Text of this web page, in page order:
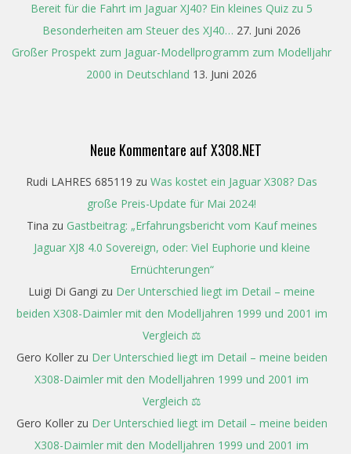
Bereit für die Fahrt im Jaguar XJ40? Ein kleines Quiz zu 5
Besonderheiten am Steuer des XJ40… 27. Juni 2026
Großer Prospekt zum Jaguar-Modellprogramm zum Modelljahr
2000 in Deutschland 13. Juni 2026
Neue Kommentare auf X308.NET
Rudi LAHRES 685119 zu Was kostet ein Jaguar X308? Das
große Preis-Update für Mai 2024!
Tina zu Gastbeitrag: „Erfahrungsbericht vom Kauf meines
Jaguar XJ8 4.0 Sovereign, oder: Viel Euphorie und kleine
Ernüchterungen“
Luigi Di Gangi zu Der Unterschied liegt im Detail – meine
beiden X308-Daimler mit den Modelljahren 1999 und 2001 im
Vergleich ⚖️
Gero Kollerzu Der Unterschied liegt im Detail – meine beiden
X308-Daimler mit den Modelljahren 1999 und 2001 im
Vergleich ⚖️
Gero Kollerzu Der Unterschied liegt im Detail – meine beiden
X308-Daimler mit den Modelljahren 1999 und 2001 im